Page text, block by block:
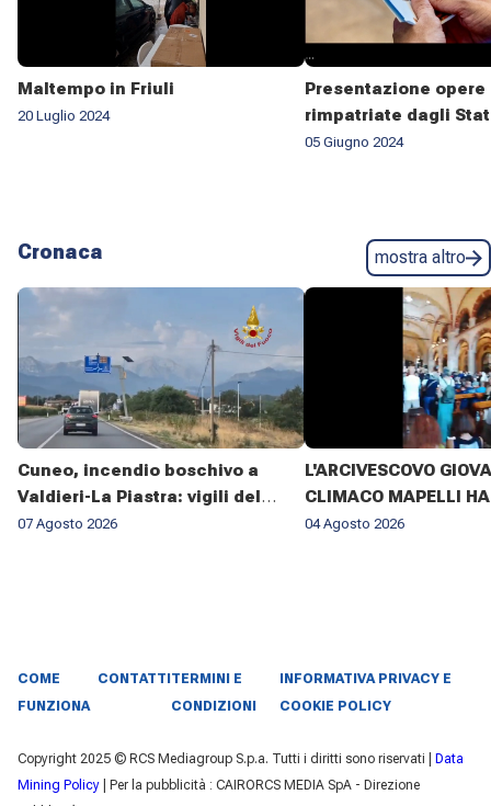
Maltempo in Friuli
20 Luglio 2024
Presentazione opere
rimpatriate dagli
05 Giugno 2024
Cronaca mostra altro
Cuneo, incendio boschivo a
Valdieri-La Piastra: vigili del
fuoco al lavoro da sette giorni
07 Agosto 2026
L'ARCIVESCOVO
CLIMACO MAPELLI HA
PRESENZIATO AL
04 Agosto 2026
COME
FUNZIONA
CONTATTI TERMINI E
CONDIZIONI
INFORMATIVA PRIVACY E
COOKIE POLICY
Copyright 2025 © RCS Mediagroup S.p.a. Tutti i diritti sono riservati |
Data
Mining Policy | Per la pubblicità : CAIRORCS MEDIA SpA - Direzione